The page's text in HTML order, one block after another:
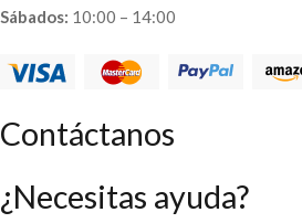
Sábados: 10:00 – 14:00
Contáctanos
¿Necesitas ayuda?